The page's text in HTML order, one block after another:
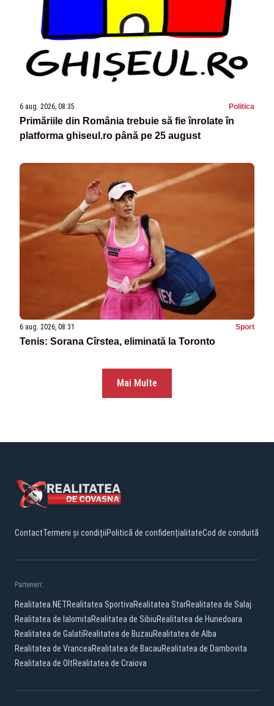
6 aug. 2026, 08:35 Politica
Primăriile din România trebuie să fie înrolate în
platforma ghiseul.ro până pe 25 august
6 aug. 2026, 08:31 Sport
Tenis: Sorana Cîrstea, eliminată la Toronto
Mai Multe
ContactTermeni și condițiiPolitică de confidențialitateCod de conduită
Parteneri:
Realitatea.NETRealitatea SportivaRealitatea StarRealitatea de Salaj
Realitatea de IalomitaRealitatea de SibiuRealitatea de Hunedoara
Realitatea de GalatiRealitatea de BuzauRealitatea de Alba
Realitatea de VranceaRealitatea de BacauRealitatea de Dambovita
Realitatea de OltRealitatea de Craiova